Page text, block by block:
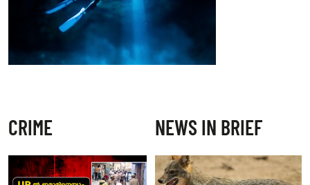
CRIME NEWS IN BRIEF